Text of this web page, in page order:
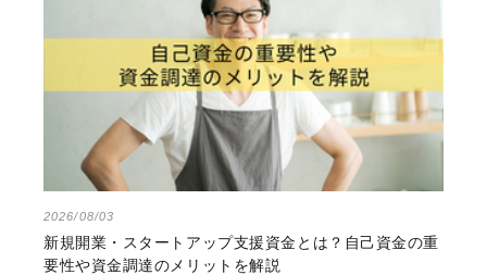
2026/08/03
新規開業・スタートアップ支援資金とは？自己資金の重
要性や資金調達のメリットを解説